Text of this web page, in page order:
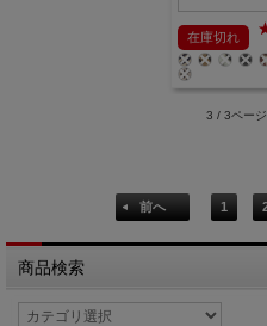
在庫切れ
3 / 3ページ
前へ 1
商品検索